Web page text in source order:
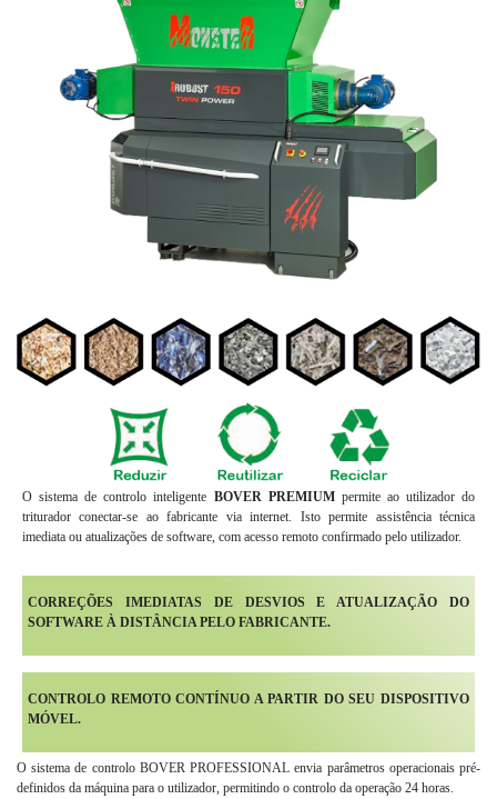
O sistema de controlo inteligente BOVER PREMIUM permite ao utilizador do
triturador conectar-se ao fabricante via internet. Isto permite assistência técnica
imediata ou atualizações de software, com acesso remoto confirmado pelo utilizador.
CORREÇÕES IMEDIATAS DE DESVIOS E ATUALIZAÇÃO DO
SOFTWARE À DISTÂNCIA PELO FABRICANTE.
CONTROLO REMOTO CONTÍNUO A PARTIR DO SEU DISPOSITIVO
MÓVEL.
O sistema de controlo BOVER PROFESSIONAL envia parâmetros operacionais pré-
definidos da máquina para o utilizador, permitindo o controlo da operação 24 horas.